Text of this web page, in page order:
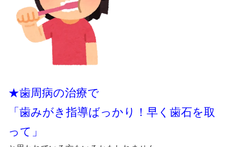
★歯周病の治療で
「歯みがき指導ばっかり！早く歯石を取
って」